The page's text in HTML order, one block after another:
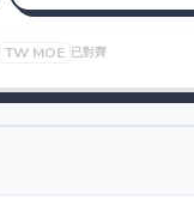
TW MOE 已對齊